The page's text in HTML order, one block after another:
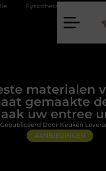
Alblasserdam: professionele
materialen
gemaakte
uw entree
AANBIEDINGEN
Gepubliceerd Door Keuken